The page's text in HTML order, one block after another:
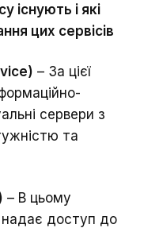
існують і які
цих сервісів
– За цієї
сервери з
та
– В цьому
доступ до